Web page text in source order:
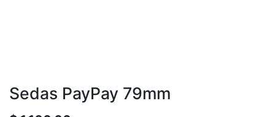
Sedas PayPay 79mm